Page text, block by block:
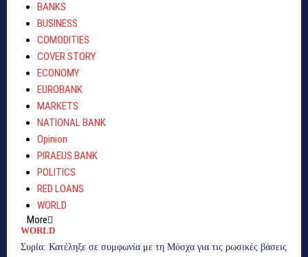
BANKS
BUSINESS
COMODITIES
COVER STORY
ECONOMY
EUROBANK
MARKETS
NATIONAL BANK
Opinion
PIRAEUS BANK
POLITICS
RED LOANS
WORLD
More
WORLD
Συρία: Κατέληξε σε συμφωνία με τη Μόσχα για τις ρωσικές βάσεις